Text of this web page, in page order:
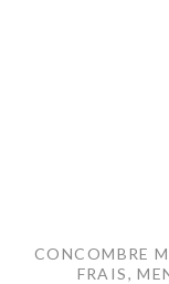
CONCOMBRE
FRAIS,